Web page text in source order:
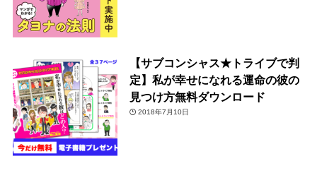
【サブコンシャス★トライブで判
定】私が幸せになれる運命の彼の
見つけ方無料ダウンロード
2018年7月10日